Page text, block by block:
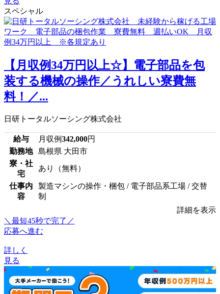
スペシャル
【月収例34万円以上☆】電子部品を包
装する機械の操作／うれしい寮費無
料！／...
日研トータルソーシング株式会社
給与 月収例342,000円
勤務地
島根県 大田市
寮・社
宅
あり（無料）
仕事内
容
製造マシンの操作・梱包 / 電子部品系工場 / 交替
制
詳細を表示
＼最短45秒で完了／
応募へ進む
詳しく
見る